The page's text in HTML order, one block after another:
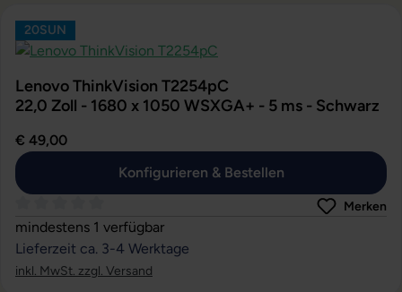
20SUN
Lenovo ThinkVision T2254pC
22,0 Zoll - 1680 x 1050 WSXGA+ - 5 ms - Schwarz
€ 49,00
Konfigurieren & Bestellen
Durchschnittliche Bewertung von 0 von 5 Sternen
Merken
mindestens 1 verfügbar
Lieferzeit ca. 3-4 Werktage
inkl. MwSt. zzgl. Versand